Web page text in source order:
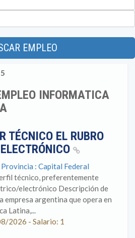
EMPLEO
INFORMATICA
TÉCNICO EL RUBRO
: Capital Federal
técnico, preferentemente
electrónico Descripción de
empresa argentina que opera en
Latina,...
2026 - Salario: 1